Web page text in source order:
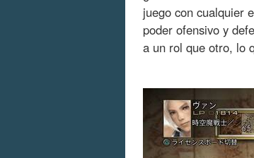
juego con cualquier
poder ofensivo y
a un rol que otro, lo